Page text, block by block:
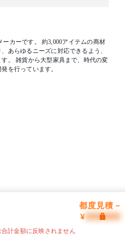
アイテムの商材
あらゆるニーズに対応できるよう、
時代の変
を行っています。
都度見積 ~
¥
計金額に反映されません